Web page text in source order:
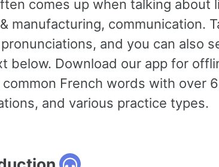
comes up when talking about
manufacturing, communication.
and you can also
below. Download our app for
French words with over
and various practice types.